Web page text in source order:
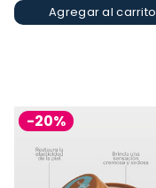
Agregar al carrito
-20%